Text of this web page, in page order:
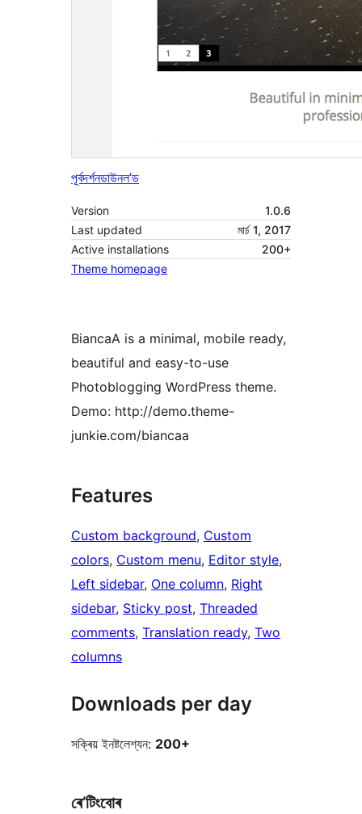
পূৰ্বদৰ্শনডাউনল’ড
Version
1.0.6
Last updated
মাৰ্চ 1, 2017
Active installations
200+
Theme homepage
BiancaA is a minimal, mobile ready,
beautiful and easy-to-use
Photoblogging WordPress theme.
Demo: http://demo.theme-
junkie.com/biancaa
Features
Custom background, Custom
colors, Custom menu, Editor style
Left sidebar, One column, Right
sidebar, Sticky post, Threaded
comments, Translation ready, Two
columns
Downloads per day
সক্ৰিয় ইনষ্টলেশ্যন: 200+
ৰে’টিংবোৰ